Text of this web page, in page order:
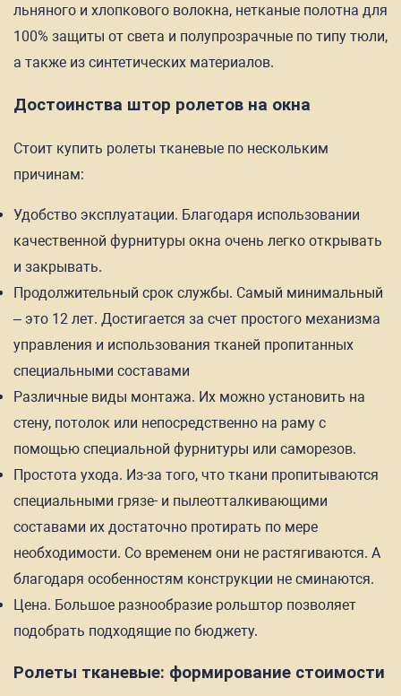
льняного и хлопкового волокна, нетканые полотна для
100% защиты от света и полупрозрачные по типу тюли,
а также из синтетических материалов.
Достоинства штор ролетов на окна
Стоит купить ролеты тканевые по нескольким
причинам:
Удобство эксплуатации. Благодаря использовании
качественной фурнитуры окна очень легко открывать
и закрывать.
Продолжительный срок службы. Самый минимальный
– это 12 лет. Достигается за счет простого механизма
управления и использования тканей пропитанных
специальными составами
Различные виды монтажа. Их можно установить на
стену, потолок или непосредственно на раму с
помощью специальной фурнитуры или саморезов.
Простота ухода. Из-за того, что ткани пропитываются
специальными грязе- и пылеотталкивающими
составами их достаточно протирать по мере
необходимости. Со временем они не растягиваются. А
благодаря особенностям конструкции не сминаются.
Цена. Большое разнообразие рольштор позволяет
подобрать подходящие по бюджету.
Ролеты тканевые: формирование стоимости